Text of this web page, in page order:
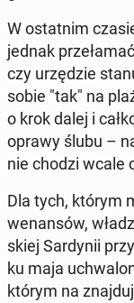
W ostat­nim
jednak
czy urzę­dzie
sobie "tak" na
o krok dalej i
oprawy ślubu –
nie chodzi wcale
Dla tych, którym
we­nan­sów,
skiej Sar­dy­nii
ku maja
którym na